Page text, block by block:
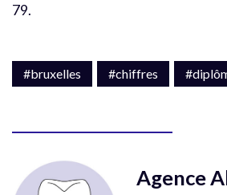
79.
#bruxelles #chiffres
Agence